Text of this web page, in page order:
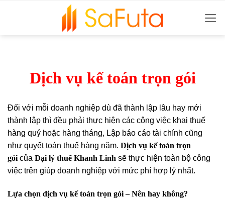
Dịch vụ kế toán trọn gói
Đối với mỗi doanh nghiệp dù đã thành lập lâu hay mới
thành lập thì đều phải thực hiện các công việc khai thuế
hàng quý hoặc hàng tháng, Lập báo cáo tài chính cũng
như quyết toán thuế hàng năm. Dịch vụ kế toán trọn
gói của Đại lý thuế Khanh Linh sẽ thực hiện toàn bộ công
việc trên giúp doanh nghiệp với mức phí hợp lý nhất.
Lựa chọn dịch vụ kế toán trọn gói – Nên hay không?